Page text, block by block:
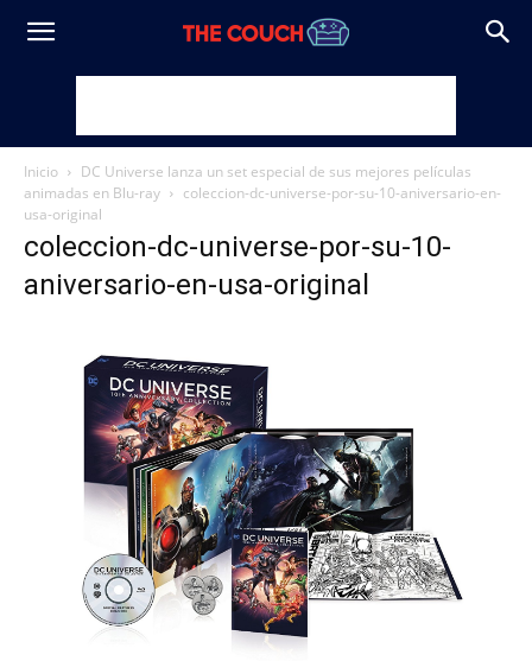
Inicio
DC Universe lanza un set especial de sus mejores películas
animadas en Blu-ray
coleccion-dc-universe-por-su-10-aniversario-en-
usa-original
coleccion-dc-universe-por-su-10-
aniversario-en-usa-original